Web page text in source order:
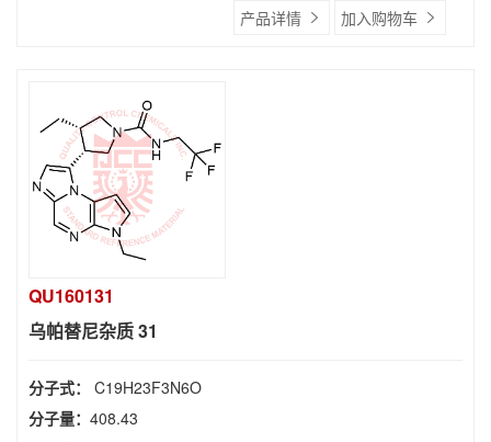
产品详情 加入购物车
QU160131
乌帕替尼杂质 31
分子式： C19H23F3N6O
分子量： 408.43